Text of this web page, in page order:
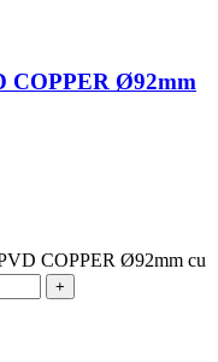
COPPER Ø92mm
COPPER Ø92mm cu